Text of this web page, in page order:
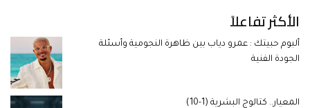
الأكثر تفاعلاً
ألبوم حبيتك : عمرو دياب بين ظاهرة النجومية وأسئلة
الجودة الفنية
المعيار.. كتالوج البشرية (1-10)